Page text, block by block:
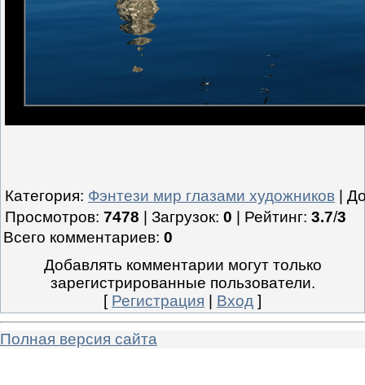
Категория: Фэнтези мир глазами художников
Просмотров: 7478 Загрузок: 0 Рейтинг: 3.7/3
Всего комментариев: 0
Добавлять комментарии могут только
зарегистрированные пользователи.
[ Регистрация Вход ]
Полная версия сайта